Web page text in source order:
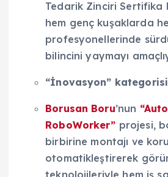
Tedarik Zinciri Sertifika
hem genç kuşaklarda
profesyonellerinde
bilincini yaymayı
“İnovasyon”
Borusan Boru’nun
RoboWorker” projesi,
birbirine montajı ve
otomatikleştirerek
teknolojileriyle hem iş